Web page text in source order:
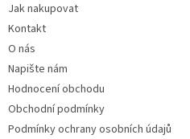
Jak nakupovat
Kontakt
O nás
Napište nám
Hodnocení obchodu
Obchodní podmínky
Podmínky ochrany osobních údajů